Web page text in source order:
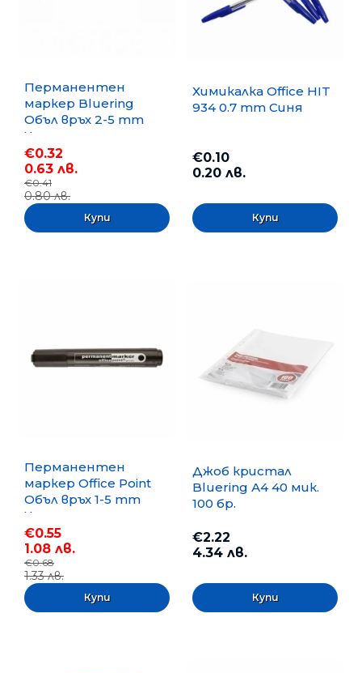
Перманентен
маркер Bluering
Объл връх 2-5 mm
Черен
€0.32
0.63 лв.
€0.41
0.80 лв.
Химикалка Office HIT
934 0.7 mm Синя
€0.10
0.20 лв.
Перманентен
маркер Office Point
Объл връх 1-5 mm
Черен
€0.55
1.08 лв.
€0.68
1.33 лв.
Джоб кристал
Bluering А4 40 мик.
100 бр.
€2.22
4.34 лв.